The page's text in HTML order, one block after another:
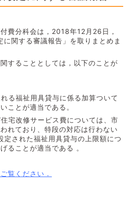
費分科会は，2018年12月26日，
に関する審議報告」を取りまとめま
することとしては，以下のことが
る福祉用具貸与に係る加算ついて
ことが適当である。
宅改修サービス費については、市
れており、特段の対応は行わない
定された福祉用具貸与の上限額につ
ることが適当である 。
覧ください．